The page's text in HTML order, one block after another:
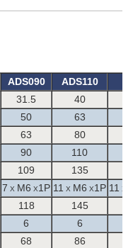
ADS090 ADS110
31.5
40
50
63
63
80
90
110
109
135
7 X M6 X1P 11 X M6 X1P 11 X
118
145
6
6
68
86